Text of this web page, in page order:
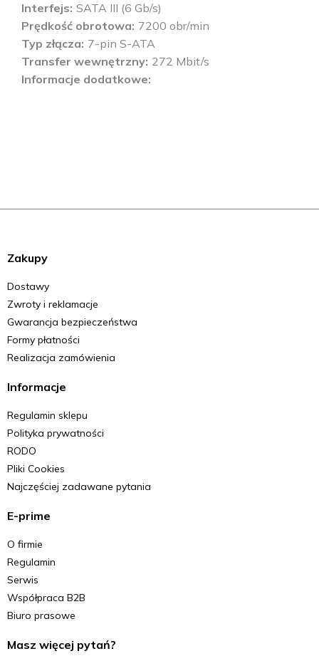
Interfejs SATA III (6 Gb/s)
Prędkość obrotowa 7200 obr/min
Typ złącza 7-pin S-ATA
Transfer wewnętrzny 272 Mbit/s
Informacje dodatkowe
Zakupy
Dostawy
Zwroty i reklamacje
Gwarancja bezpieczeństwa
Formy płatności
Realizacja zamówienia
Informacje
Regulamin sklepu
Polityka prywatności
RODO
Pliki Cookies
Najczęściej zadawane pytania
E-prime
O firmie
Regulamin
Serwis
Współpraca B2B
Biuro prasowe
Masz więcej pytań?